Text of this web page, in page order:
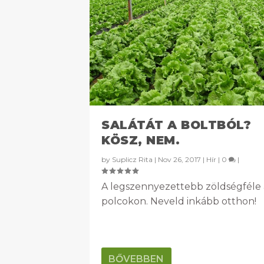
SALÁTÁT A BOLTBÓL?
KÖSZ, NEM.
by Suplicz Rita | Nov 26, 2017 | Hír | 0 |
A legszennyezettebb zöldségféle
polcokon. Neveld inkább otthon!
BŐVEBBEN